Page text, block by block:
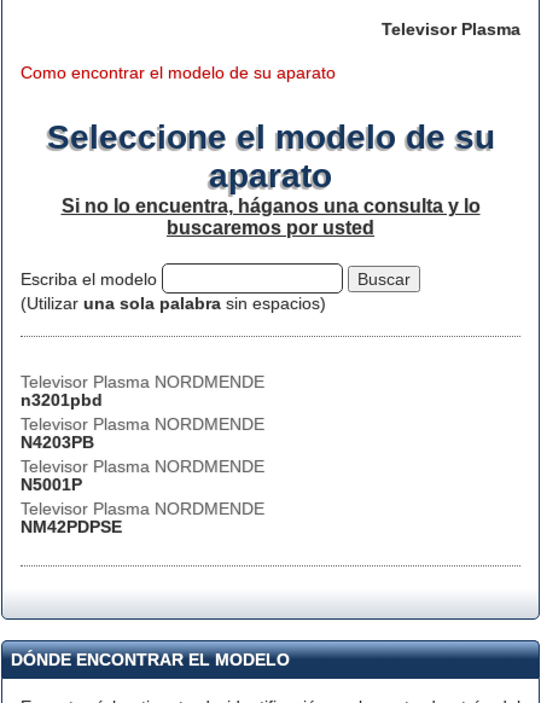
Televisor Plasma
Como encontrar el modelo de su aparato
Seleccione el modelo de su
aparato
Si no lo encuentra, háganos una consulta y lo
buscaremos por usted
Escriba el modelo
(Utilizar una sola palabra sin espacios)
Televisor Plasma NORDMENDE
n3201pbd
Televisor Plasma NORDMENDE
N4203PB
Televisor Plasma NORDMENDE
N5001P
Televisor Plasma NORDMENDE
NM42PDPSE
DÓNDE ENCONTRAR EL MODELO